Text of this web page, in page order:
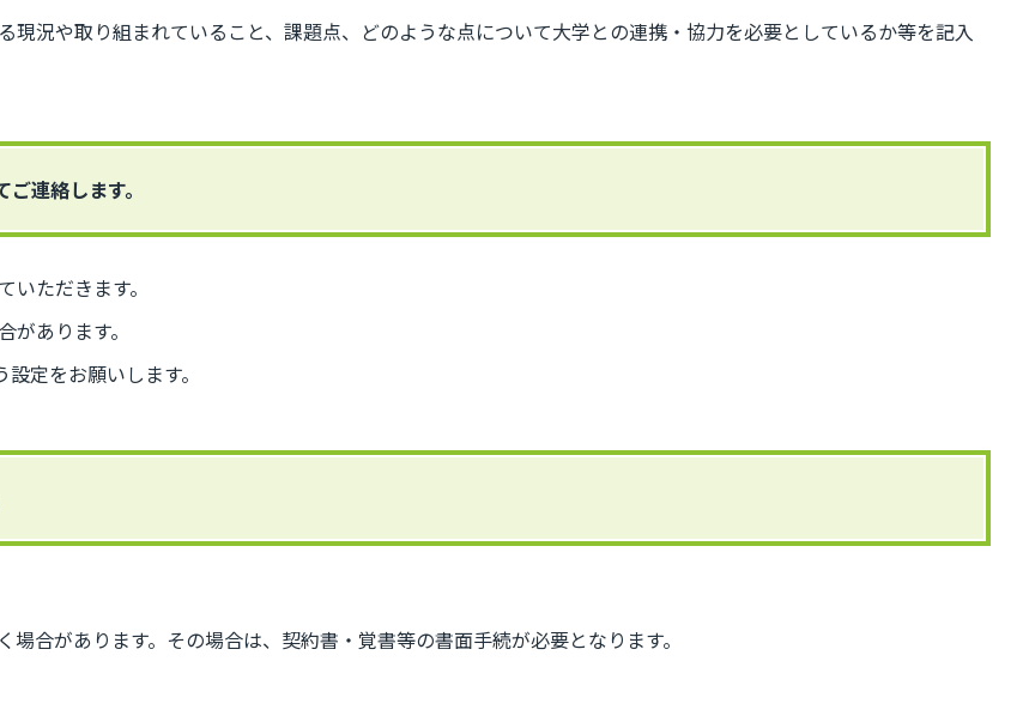
況や取り組まれていること、課題点、どのような点について大学との連携・協力を必要としているか等を記入
連絡します。
ただきます。
あります。
定をお願いします。
合があります。その場合は、契約書・覚書等の書面手続が必要となります。